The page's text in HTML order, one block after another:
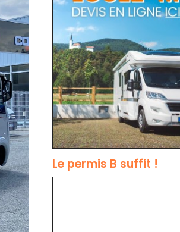
Le permis B suffit !